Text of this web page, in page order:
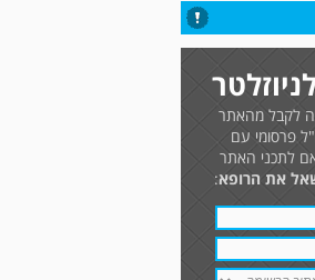
ה לקבל מהאתר
פרסומי עם
לתכני האתר
: